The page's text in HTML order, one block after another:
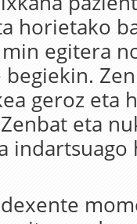
horietako
egitera
geroz eta
eta
indartsuago